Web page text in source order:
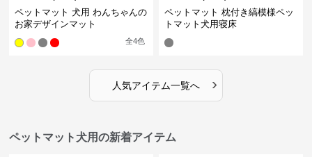
ペットマット 犬用 わんちゃんの
お家デザインマット
全4色
ペットマット 枕付き縞模様ペッ
トマット犬用寝床
人気アイテム一覧へ ›
ペットマット犬用の新着アイテム